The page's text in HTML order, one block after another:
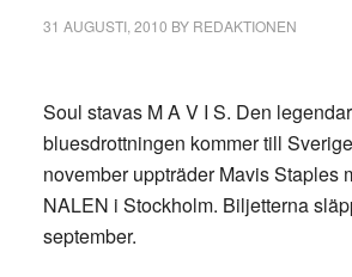
31 AUGUSTI, 2010 BY REDAKTIONEN
Soul stavas M A V I S. Den
bluesdrottningen kommer till
november uppträder Mavis Staples
NALEN i Stockholm. Biljetterna
september.